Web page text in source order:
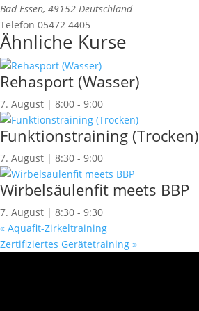
Bad Essen, 49152 Deutschland
Telefon 05472 4405
Ähnliche Kurse
Rehasport (Wasser)
7. August | 8:00 - 9:00
Funktionstraining (Trocken)
7. August | 8:30 - 9:00
Wirbelsäulenfit meets BBP
7. August | 8:30 - 9:30
« Aquafit-Zirkeltraining
Zertifiziertes Gerätetraining »